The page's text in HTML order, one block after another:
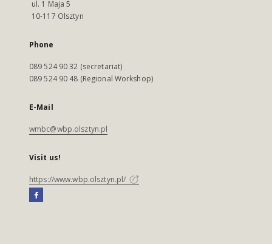
ul. 1 Maja 5
10-117 Olsztyn
Phone
089 524 90 32 (secretariat)
089 524 90 48 (Regional Workshop)
E-Mail
wmbc@wbp.olsztyn.pl
Visit us!
https://www.wbp.olsztyn.pl/